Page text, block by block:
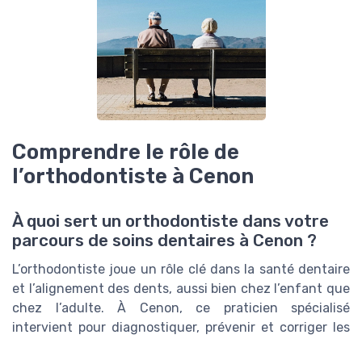
Comprendre le rôle de
l’orthodontiste à Cenon
À quoi sert un orthodontiste dans votre
parcours de soins dentaires à Cenon ?
L’orthodontiste joue un rôle clé dans la santé dentaire
et l’alignement des dents, aussi bien chez l’enfant que
chez l’adulte. À Cenon, ce praticien spécialisé
intervient pour diagnostiquer, prévenir et corriger les